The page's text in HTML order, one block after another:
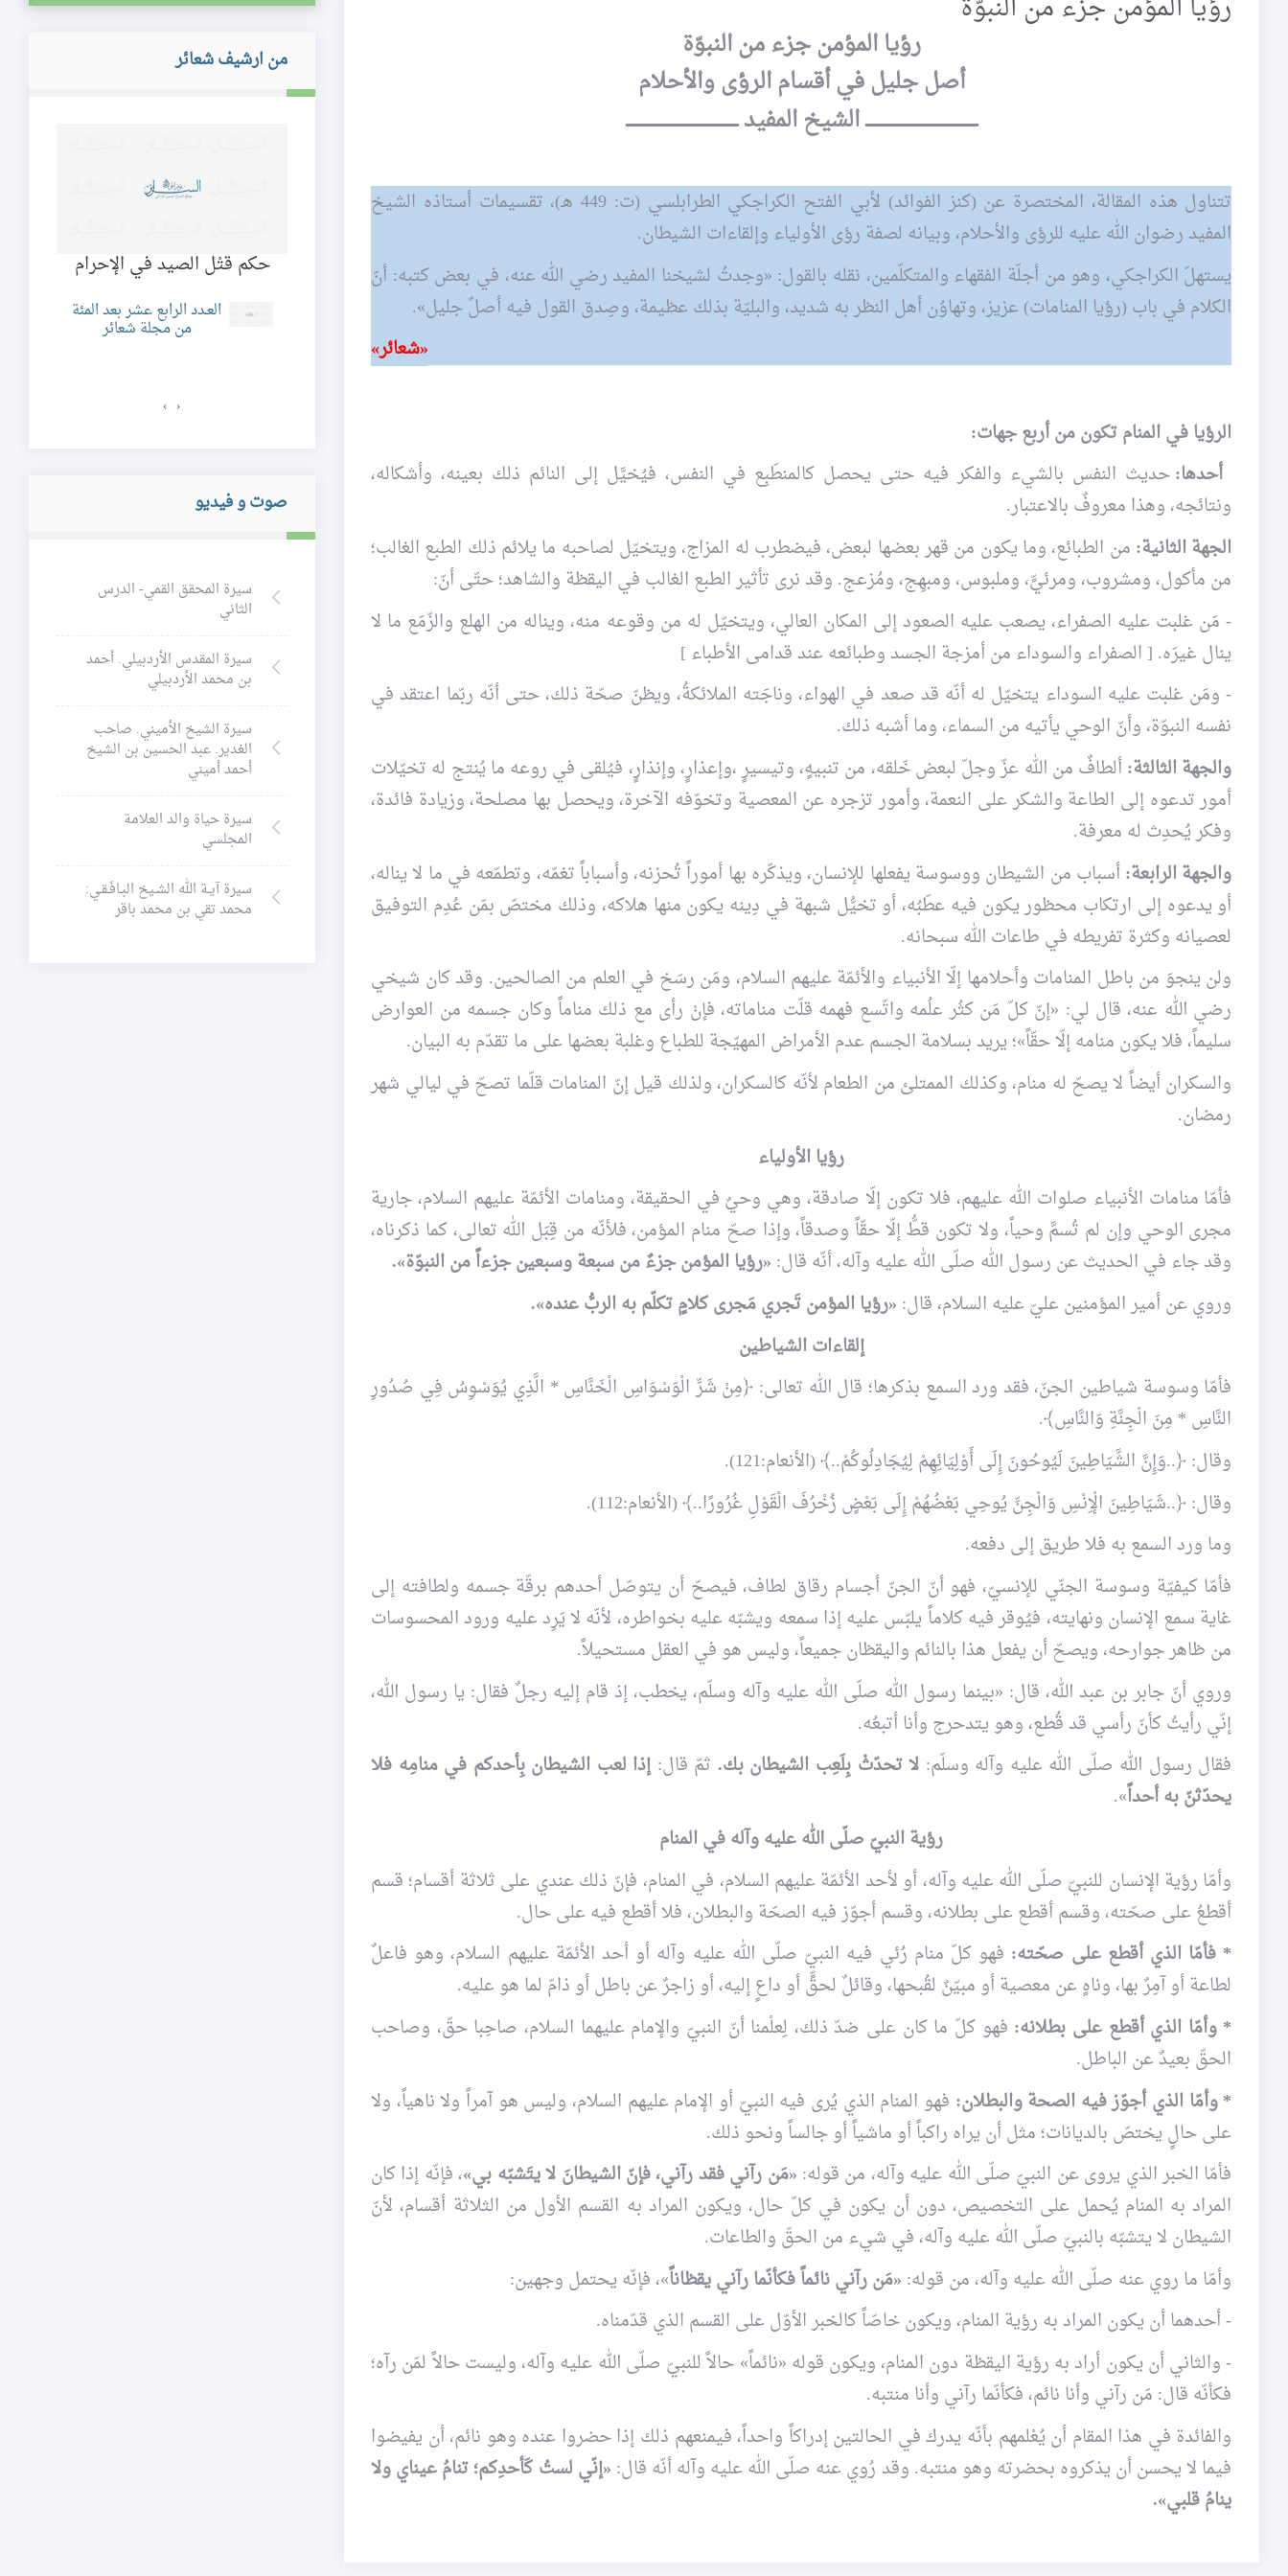
رؤيا المؤمن جزء من النبوّة
أصل جليل في أقسام الرؤى والأحلام
ـــــــــــــــــــــــــــــــــــــــ الشيخ المفيد ـــــــــــــــــــــــــــــــــــــــ
تتناول هذه المقالة، المختصرة عن (كنز الفوائد) لأبي الفتح الكراجكي الطرابلسي (ت: 449 هـ)، تقسيمات أستاذه الشيخ
المفيد رضوان الله عليه للرؤى والأحلام، وبيانه لصفة رؤى الأولياء وإلقاءات الشيطان.
يستهلّ الكراجكي، وهو من أجلّة الفقهاء والمتكلّمين، نقله بالقول: «وجدتُ لشيخنا المفيد رضي الله عنه، في بعض كتبه: أنّ
الكلام في باب (رؤيا المنامات) عزيز، وتهاوُن أهل النظر به شديد، والبليّة بذلك عظيمة، وصِدق القول فيه أصلٌ جليل».
«شعائر»
الرؤيا في المنام تكون من أربع جهات:
أحدها:حديث النفس بالشيء والفكر فيه حتى يحصل كالمنطَبِع في النفس، فيُخيَّل إلى النائم ذلك بعينه، وأشكاله،
ونتائجه، وهذا معروفٌ بالاعتبار.
الجهة الثانية: من الطبائع، وما يكون من قهر بعضها لبعض، فيضطرب له المزاج، ويتخيّل لصاحبه ما يلائم ذلك الطبع الغالب؛
من مأكول، ومشروب، ومرئيٍّ، وملبوس، ومبهِج، ومُزعج. وقد نرى تأثير الطبع الغالب في اليقظة والشاهد؛ حتّى أنّ:
- مَن غلبت عليه الصفراء، يصعب عليه الصعود إلى المكان العالي، ويتخيّل له من وقوعه منه، ويناله من الهلع والزّمَع ما لا
ينال غيرَه. [ الصفراء والسوداء من أمزجة الجسد وطبائعه عند قدامى الأطباء ]
- ومَن غلبت عليه السوداء يتخيّل له أنّه قد صعد في الهواء، وناجَته الملائكةُ، ويظنّ صحّة ذلك، حتى أنّه ربّما اعتقد في
نفسه النبوّة، وأنّ الوحي يأتيه من السماء، وما أشبه ذلك.
والجهة الثالثة:ألطافٌ من الله عزّ وجلّ لبعض خَلقه، من تنبيهٍ، وتيسيرٍ ،وإعذارٍ، وإنذارٍ، فيُلقى في روعه ما يُنتج له تخيّلات
أمور تدعوه إلى الطاعة والشكر على النعمة، وأمور تزجره عن المعصية وتخوّفه الآخرة، ويحصل بها مصلحة، وزيادة فائدة،
وفكر يُحدِث له معرفة.
والجهة الرابعة:أسباب من الشيطان ووسوسة يفعلها للإنسان، ويذكّره بها أموراً تُحزنه، وأسباباً تغمّه، وتطمّعه في ما لا يناله،
أو يدعوه إلى ارتكاب محظور يكون فيه عطَبُه، أو تخيُّل شبهة في دِينه يكون منها هلاكه، وذلك مختصّ بمَن عُدِم التوفيق
لعصيانه وكثرة تفريطه في طاعات الله سبحانه.
ولن ينجوَ من باطل المنامات وأحلامها إلّا الأنبياء والأئمّة عليهم السلام، ومَن رسَخ في العلم من الصالحين. وقد كان شيخي
رضي الله عنه، قال لي: «إنّ كلّ مَن كثُر علُمه واتّسع فهمه قلّت مناماته، فإنْ رأى مع ذلك مناماً وكان جسمه من العوارض
سليماً، فلا يكون منامه إلّا حقّاً»؛ يريد بسلامة الجسم عدم الأمراض المهيّجة للطباع وغلبة بعضها على ما تقدّم به البيان.
والسكران أيضاً لا يصحّ له منام، وكذلك الممتلئ من الطعام لأنّه كالسكران، ولذلك قيل إنّ المنامات قلّما تصحّ في ليالي شهر
رمضان.
رؤيا الأولياء
فأمّا منامات الأنبياء صلوات الله عليهم، فلا تكون إلّا صادقة، وهي وحيٌ في الحقيقة، ومنامات الأئمّة عليهم السلام، جارية
مجرى الوحي وإن لم تُسمَّ وحياً، ولا تكون قطُّ إلّا حقّاً وصدقاً، وإذا صحّ منام المؤمن، فلأنّه من قِبَل الله تعالى، كما ذكرناه،
وقد جاء في الحديث عن رسول الله صلّى الله عليه وآله، أنّه قال: «رؤيا المؤمن جزءٌ من سبعة وسبعين جزءاً من النبوّة».
وروي عن أمير المؤمنين عليّ عليه السلام، قال: «رؤيا المؤمن تَجري مَجرى كلامٍ تكلّم به الربُّ عنده».
إلقاءات الشياطين
فأمّا وسوسة شياطين الجنّ، فقد ورد السمع بذكرها؛ قال الله تعالى: ﴿مِنْ شَرِّ الْوَسْوَاسِ الْخَنَّاسِ * الَّذِي يُوَسْوِسُ فِي صُدُورِ
النَّاسِ * مِنَ الْجِنَّةِ وَالنَّاسِ﴾.
وقال: ﴿..وَإِنَّ الشَّيَاطِينَ لَيُوحُونَ إِلَى أَوْلِيَائِهِمْ لِيُجَادِلُوكُمْ..﴾ (الأنعام:121).
وقال: ﴿..شَيَاطِينَ الْإِنْسِ وَالْجِنِّ يُوحِي بَعْضُهُمْ إِلَى بَعْضٍ زُخْرُفَ الْقَوْلِ غُرُورًا..﴾ (الأنعام:112).
وما ورد السمع به فلا طريق إلى دفعه.
فأمّا كيفيّة وسوسة الجنّي للإنسيّ، فهو أنّ الجنّ أجسام رقاق لطاف، فيصحّ أن يتوصّل أحدهم برقّة جسمه ولطافته إلى
غاية سمع الإنسان ونهايته، فيُوقر فيه كلاماً يلبّس عليه إذا سمعه ويشبّه عليه بخواطره، لأنّه لا يَرِد عليه ورود المحسوسات
من ظاهر جوارحه، ويصحّ أن يفعل هذا بالنائم واليقظان جميعاً، وليس هو في العقل مستحيلاً.
وروي أنّ جابر بن عبد الله، قال: «بينما رسول الله صلّى الله عليه وآله وسلّم، يخطب، إذ قام إليه رجلٌ فقال: يا رسول الله،
إنّي رأيتُ كأنّ رأسي قد قُطع، وهو يتدحرج وأنا أتبعُه.
فقال رسول الله صلّى الله عليه وآله وسلّم: لا تحدّثْ بِلَعِب الشيطان بك. ثمّ قال:إذا لعب الشيطان بِأحدكم في منامِه فلا
يحدّثنّ به أحداً».
رؤية النبيّ صلّى الله عليه وآله في المنام
وأمّا رؤية الإنسان للنبيّ صلّى الله عليه وآله، أو لأحد الأئمّة عليهم السلام، في المنام، فإنّ ذلك عندي على ثلاثة أقسام؛ قسم
أقطعُ على صحّته، وقسم أقطع على بطلانه، وقسم أجوّز فيه الصحّة والبطلان، فلا أقطع فيه على حال.
* فأمّا الذي أقطع على صحّته: فهو كلّ منام رُئي فيه النبيّ صلّى الله عليه وآله أو أحد الأئمّة عليهم السلام، وهو فاعلٌ
لطاعة أو آمِرٌ بها، وناهٍ عن معصية أو مبيّنٌ لقُبحها، وقائلٌ لحقٍّ أو داعٍ إليه، أو زاجرٌ عن باطل أو ذامّ لما هو عليه.
* وأمّا الذي أقطع على بطلانه: فهو كلّ ما كان على ضدّ ذلك، لِعلْمنا أنّ النبيّ والإمام عليهما السلام، صاحِبا حقّ، وصاحب
الحقّ بعيدٌ عن الباطل.
* وأمّا الذي أجوّز فيه الصحة والبطلان: فهو المنام الذي يُرى فيه النبيّ أو الإمام عليهم السلام، وليس هو آمراً ولا ناهياً، ولا
على حالٍ يختصّ بالديانات؛ مثل أن يراه راكباً أو ماشياً أو جالساً ونحو ذلك.
فأمّا الخبر الذي يروى عن النبيّ صلّى الله عليه وآله، من قوله: «مَن رآني فقد رآني، فإنّ الشيطانَ لا يتَشبّه بي»، فإنّه إذا كان
المراد به المنام يُحمل على التخصيص، دون أن يكون في كلّ حال، ويكون المراد به القسم الأول من الثلاثة أقسام، لأنّ
الشيطان لا يتشبّه بالنبيّ صلّى الله عليه وآله، في شيء من الحقّ والطاعات.
وأمّا ما روي عنه صلّى الله عليه وآله، من قوله: «مَن رآني نائماً فكأنّما رآني يقظاناً»، فإنّه يحتمل وجهين:
- أحدهما أن يكون المراد به رؤية المنام، ويكون خاصّاً كالخبر الأوّل على القسم الذي قدّمناه.
- والثاني أن يكون أراد به رؤية اليقظة دون المنام، ويكون قوله «نائماً» حالاً للنبيّ صلّى الله عليه وآله، وليست حالاً لمَن رآه؛
فكأنّه قال: مَن رآني وأنا نائم، فكأنّما رآني وأنا منتبه.
والفائدة في هذا المقام أن يُعْلمهم بأنّه يدرك في الحالتين إدراكاً واحداً، فيمنعهم ذلك إذا حضروا عنده وهو نائم، أن يفيضوا
فيما لا يحسن أن يذكروه بحضرته وهو منتبه. وقد رُوي عنه صلّى الله عليه وآله أنّه قال: «إنّي لستُ كَأحدِكم؛ تنامُ عيناي ولا
ينامُ قلبي».
من ارشيف شعائر
التّبعيّة الثّقافيّة، ذلٌّ
واستعباد
شعائر
الأصوليّة، والفيدراليّة
العـدد الثاني و العشرون
حكم قتْل الصيد في الإحرام
العـدد الرابع عشر بعد المئة
من مجلة شعائر
‹
›
صوت و فيديو
سيرة المحقق القمي- الدرس
الثاني
سيرة المقدس الأردبيلي. أحمد
بن محمد الأردبيلي
سيرة الشيخ الأميني. صاحب
الغدير. عبد الحسين بن الشيخ
أحمد أميني
سيرة حياة والد العلامة
المجلسي
سيرة آيـة الله الشـيخ البـافَـقـي:
محمد تقي بن محمد باقر